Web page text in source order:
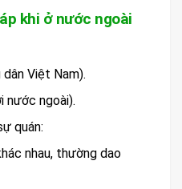
khi ở nước ngoài
Việt Nam).
nước ngoài).
quán:
nhau, thường dao